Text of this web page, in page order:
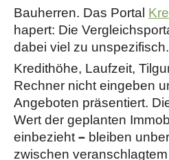
Bauherren. Das Portal
hapert: Die
dabei viel zu unspezifisch.
Kredithöhe, Laufzeit,
Rechner nicht eingeben
Angeboten präsentiert.
Wert der geplanten
einbezieht– bleiben
zwischen